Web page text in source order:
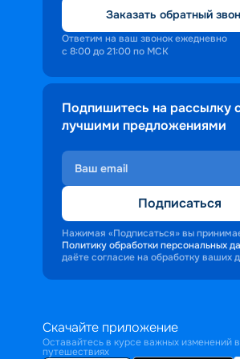
Заказать обратный
Ответим на ваш звонок ежедневно
с 8:00 до 21:00 по МСК
Подпишитесь на рассылку
лучшими предложениями
Подписаться
Нажимая «Подписаться» вы
Политику обработки персональных
даёте согласие на обработку ваших
Скачайте приложение
Оставайтесь в курсе важных изменений
путешествиях